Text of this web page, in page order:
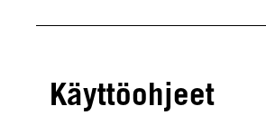
Käyttöohjeet